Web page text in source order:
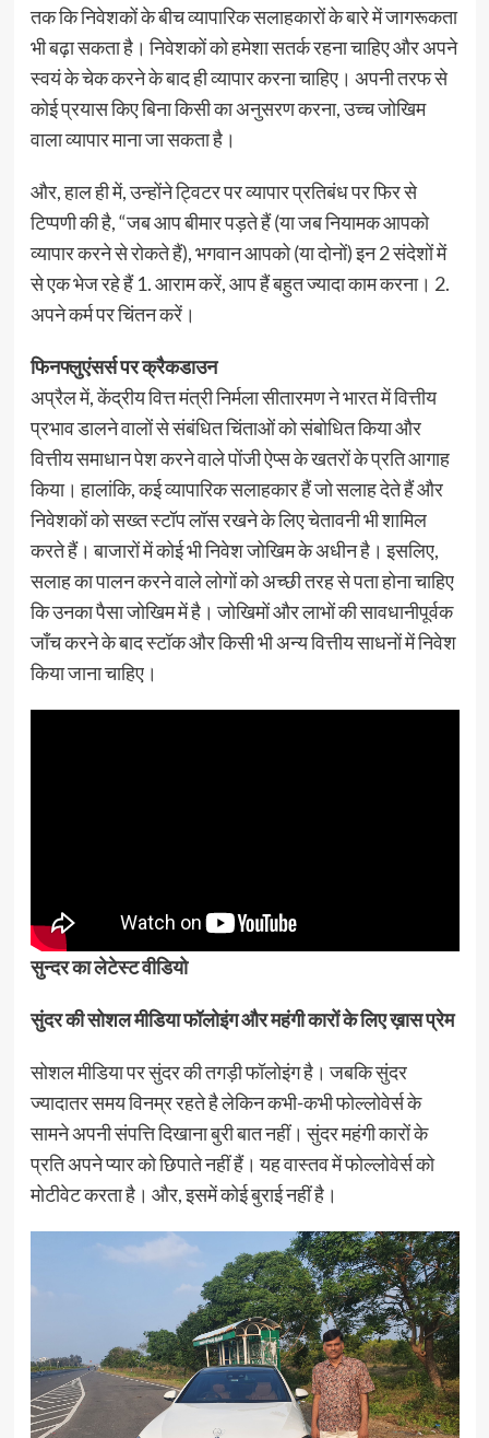
तक कि निवेशकों के बीच व्यापारिक सलाहकारों के बारे में जागरूकता
भी बढ़ा सकता है। निवेशकों को हमेशा सतर्क रहना चाहिए और अपने
स्वयं के चेक करने के बाद ही व्यापार करना चाहिए। अपनी तरफ से
कोई प्रयास किए बिना किसी का अनुसरण करना, उच्च जोखिम
वाला व्यापार माना जा सकता है।
और, हाल ही में, उन्होंने ट्विटर पर व्यापार प्रतिबंध पर फिर से
टिप्पणी की है, “जब आप बीमार पड़ते हैं (या जब नियामक आपको
व्यापार करने से रोकते हैं), भगवान आपको (या दोनों) इन 2 संदेशों में
से एक भेज रहे हैं 1. आराम करें, आप हैं बहुत ज्यादा काम करना। 2.
अपने कर्म पर चिंतन करें।
फिनफ्लुएंसर्स पर क्रैकडाउन
अप्रैल में, केंद्रीय वित्त मंत्री निर्मला सीतारमण ने भारत में वित्तीय
प्रभाव डालने वालों से संबंधित चिंताओं को संबोधित किया और
वित्तीय समाधान पेश करने वाले पोंजी ऐप्स के खतरों के प्रति आगाह
किया। हालांकि, कई व्यापारिक सलाहकार हैं जो सलाह देते हैं और
निवेशकों को सख्त स्टॉप लॉस रखने के लिए चेतावनी भी शामिल
करते हैं। बाजारों में कोई भी निवेश जोखिम के अधीन है। इसलिए,
सलाह का पालन करने वाले लोगों को अच्छी तरह से पता होना चाहिए
कि उनका पैसा जोखिम में है। जोखिमों और लाभों की सावधानीपूर्वक
जाँच करने के बाद स्टॉक और किसी भी अन्य वित्तीय साधनों में निवेश
किया जाना चाहिए।
सुन्दर का लेटेस्ट वीडियो
सुंदर की सोशल मीडिया फॉलोइंग और महंगी कारों के लिए ख़ास प्रेम
सोशल मीडिया पर सुंदर की तगड़ी फॉलोइंग है। जबकि सुंदर
ज्यादातर समय विनम्र रहते है लेकिन कभी-कभी फोल्लोवेर्स के
सामने अपनी संपत्ति दिखाना बुरी बात नहीं। सुंदर महंगी कारों के
प्रति अपने प्यार को छिपाते नहीं हैं। यह वास्तव में फोल्लोवेर्स को
मोटीवेट करता है। और, इसमें कोई बुराई नहीं है।